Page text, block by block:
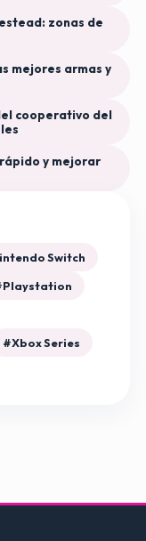
zonas de
mejores armas y
cooperativo del
y mejorar
Switch
#Xbox Series